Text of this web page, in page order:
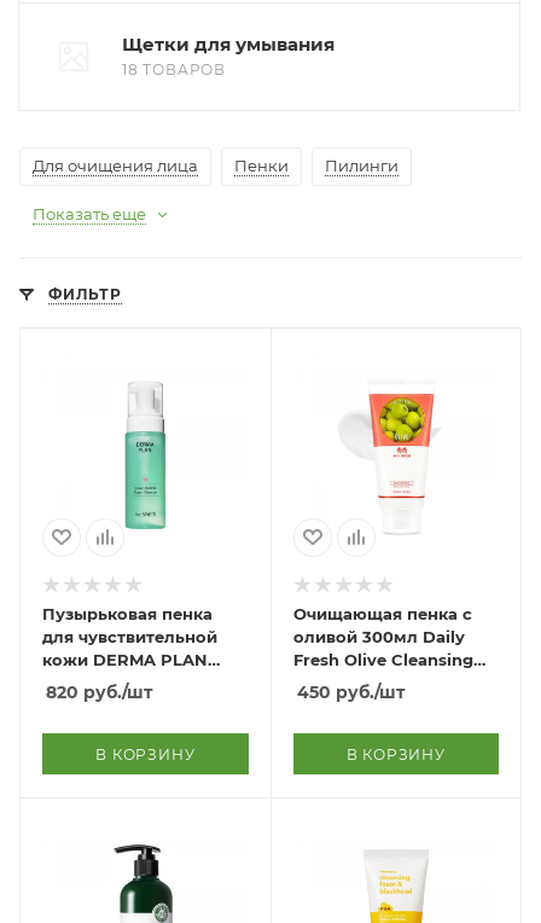
Щетки для умывания
18 ТОВАРОВ
Для очищения лица Пенки Пилинги
Показать еще
ФИЛЬТР
Пузырьковая пенка
для чувствительной
кожи DERMA PLAN
Green Bubble Foam
Cleanser
820 руб./шт
В КОРЗИНУ
Очищающая пенка с
оливой 300мл Daily
Fresh Olive Cleansing
Foam 300ml
450 руб./шт
В КОРЗИНУ